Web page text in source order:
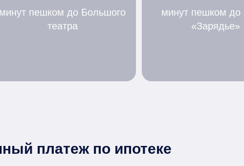
минут пешком до Большого
театра
минут пешком до
«Зарядье»
платеж по ипотеке